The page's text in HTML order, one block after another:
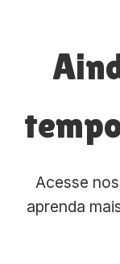
Acesse
aprenda